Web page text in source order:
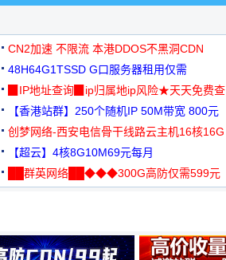
CN2加速 不限流 本港DDOS不黑洞CDN
48H64G1TSSD G口服务器租用仅需
3000+可免费测试
▉IP地址查询▉ip归属地ip风险★天天免费查
【香港站群】250个随机IP 50M带宽 800元
创梦网络-西安电信骨干线路云主机16核16G
88元/月
【超云】4核8G10M69元每月
██群英网络██◆◆◆300G高防仅需599元